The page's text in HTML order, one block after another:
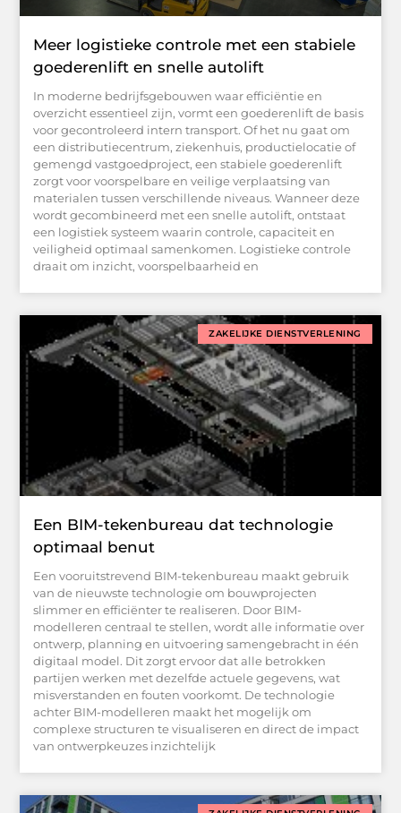
Meer logistieke controle met een stabiele
goederenlift en snelle autolift
In moderne bedrijfsgebouwen waar efficiëntie en
overzicht essentieel zijn, vormt een goederenlift de basis
voor gecontroleerd intern transport. Of het nu gaat om
een distributiecentrum, ziekenhuis, productielocatie of
gemengd vastgoedproject, een stabiele goederenlift
zorgt voor voorspelbare en veilige verplaatsing van
materialen tussen verschillende niveaus. Wanneer deze
wordt gecombineerd met een snelle autolift, ontstaat
een logistiek systeem waarin controle, capaciteit en
veiligheid optimaal samenkomen. Logistieke controle
draait om inzicht, voorspelbaarheid en
ZAKELIJKE DIENSTVERLENING
Een BIM-tekenbureau dat technologie
optimaal benut
Een vooruitstrevend BIM-tekenbureau maakt gebruik
van de nieuwste technologie om bouwprojecten
slimmer en efficiënter te realiseren. Door BIM-
modelleren centraal te stellen, wordt alle informatie over
ontwerp, planning en uitvoering samengebracht in één
digitaal model. Dit zorgt ervoor dat alle betrokken
partijen werken met dezelfde actuele gegevens, wat
misverstanden en fouten voorkomt. De technologie
achter BIM-modelleren maakt het mogelijk om
complexe structuren te visualiseren en direct de impact
van ontwerpkeuzes inzichtelijk